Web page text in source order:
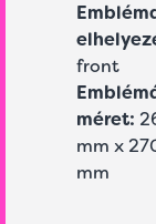
front
méret:
mm x
mm